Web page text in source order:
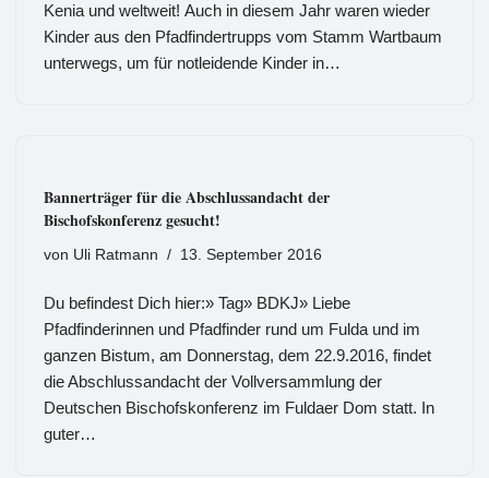
Kenia und weltweit! Auch in diesem Jahr waren wieder
Kinder aus den Pfadfindertrupps vom Stamm Wartbaum
unterwegs, um für notleidende Kinder in…
Bannerträger für die Abschlussandacht der
Bischofskonferenz gesucht!
von Uli Ratmann 13. September 2016
Du befindest Dich hier:» Tag» BDKJ» Liebe
Pfadfinderinnen und Pfadfinder rund um Fulda und im
ganzen Bistum, am Donnerstag, dem 22.9.2016, findet
die Abschlussandacht der Vollversammlung der
Deutschen Bischofskonferenz im Fuldaer Dom statt. In
guter…